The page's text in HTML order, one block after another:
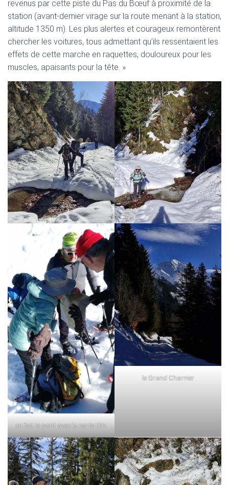
revenus par cette piste du Pas du Bœuf à proximité de la
station (avant-dernier virage sur la route menant à la station,
altitude 1350 m). Les plus alertes et courageux remontèrent
chercher les voitures, tous admettant qu’ils ressentaient les
effets de cette marche en raquettes, douloureux pour les
muscles, apaisants pour la tête. »
on fait le point avec la carte IGN
le Grand Charnier